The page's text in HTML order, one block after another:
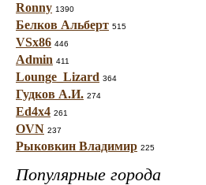
Ronny 1390
Белков Альберт 515
VSx86 446
Admin 411
Lounge_Lizard 364
Гудков А.И. 274
Ed4x4 261
OVN 237
Рыковкин Владимир 225
Популярные города